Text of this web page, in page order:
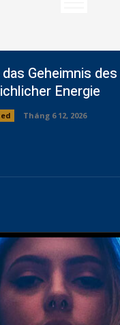
Geheimnis
Energie
Tháng 6 12, 2026